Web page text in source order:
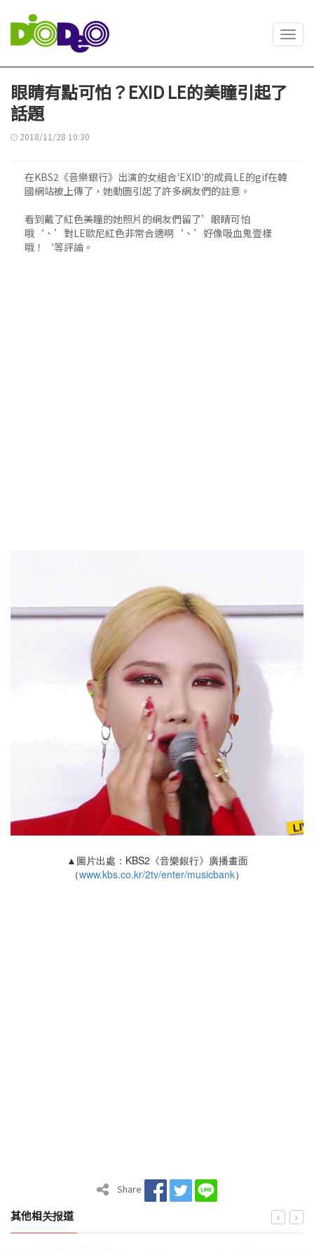
眼睛有點可怕？EXID LE的美瞳引起了
話題
2018/11/28 10:30
在KBS2《音樂銀行》出演的女組合'EXID'的成員LE的gif在韓
國網站被上傳了，她動圖引起了許多網友們的註意。
看到戴了紅色美瞳的她照片的網友們留了’眼睛可怕
哦‘、’對LE歐尼紅色非常合適啊‘、’好像吸血鬼壹樣
哦！‘等評論。
▲圖片出處：KBS2《音樂銀行》廣播畫面
（www.kbs.co.kr/2tv/enter/musicbank）
Share
其他相关报道